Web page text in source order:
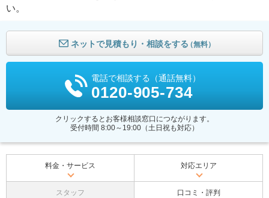
い。
ネットで見積もり・相談をする（無料）
電話で相談する（通話無料）
0120-905-734
クリックするとお客様相談窓口につながります。
受付時間 8:00～19:00（土日祝も対応）
料金・サービス 対応エリア
スタッフ 口コミ・評判